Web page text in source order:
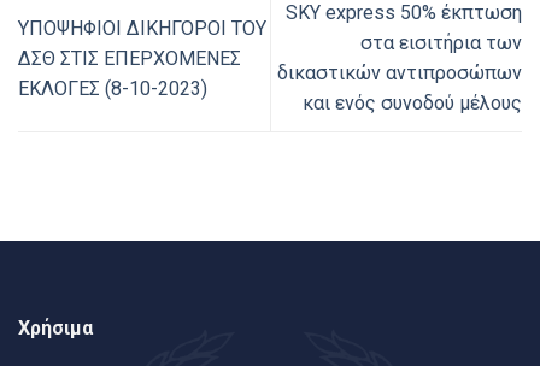
ΥΠΟΨΗΦΙΟΙ ΔΙΚΗΓΟΡΟΙ ΤΟΥ
ΔΣΘ ΣΤΙΣ ΕΠΕΡΧΟΜΕΝΕΣ
ΕΚΛΟΓΕΣ (8-10-2023)
SKY express 50% έκπτωση
στα εισιτήρια των
δικαστικών αντιπροσώπων
και ενός συνοδού μέλους
Χρήσιμα